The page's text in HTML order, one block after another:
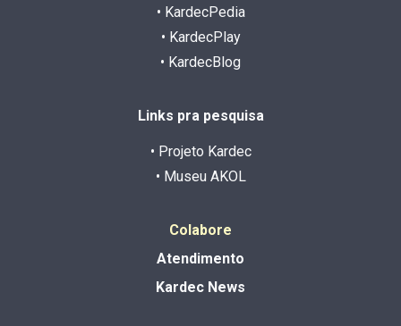
• KardecPedia
• KardecPlay
• KardecBlog
Links pra pesquisa
• Projeto Kardec
• Museu AKOL
Colabore
Atendimento
Kardec News